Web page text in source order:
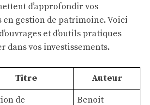
d’approfondir vos
en gestion de patrimoine. Voici
et d’outils pratiques
dans vos investissements.
Titre Auteur
de
Benoit